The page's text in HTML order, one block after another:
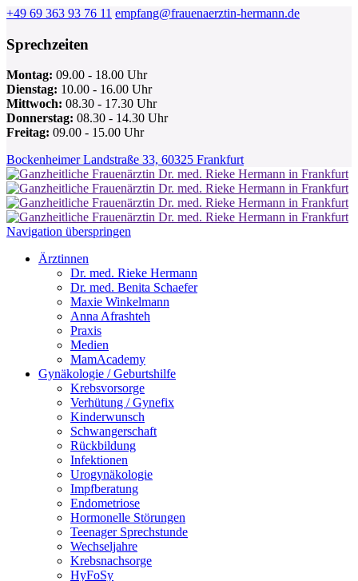
+49 69 363 93 76 11 empfang@frauenaerztin-hermann.de
Sprechzeiten
Montag: 09.00 - 18.00 Uhr
Dienstag: 10.00 - 16.00 Uhr
Mittwoch: 08.30 - 17.30 Uhr
Donnerstag: 08.30 - 14.30 Uhr
Freitag: 09.00 - 15.00 Uhr
Bockenheimer Landstraße 33, 60325 Frankfurt
Navigation überspringen
Ärztinnen
Dr. med. Rieke Hermann
Dr. med. Benita Schaefer
Maxie Winkelmann
Anna Afrashteh
Praxis
Medien
MamAcademy
Gynäkologie / Geburtshilfe
Krebsvorsorge
Verhütung / Gynefix
Kinderwunsch
Schwangerschaft
Rückbildung
Infektionen
Urogynäkologie
Impfberatung
Endometriose
Hormonelle Störungen
Teenager Sprechstunde
Wechseljahre
Krebsnachsorge
HyFoSy